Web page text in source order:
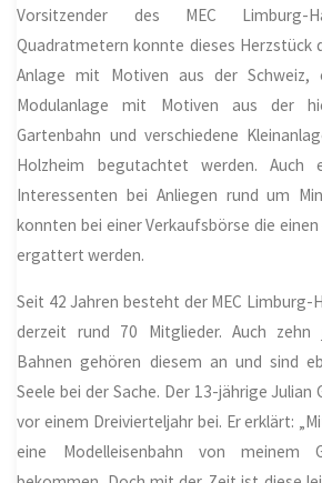
Vorsitzender des MEC Limburg-
Quadratmetern konnte dieses Herzstück
Anlage mit Motiven aus der Schweiz,
Modulanlage mit Motiven aus der
Gartenbahn und verschiedene
Holzheim begutachtet werden. Auch
Interessenten bei Anliegen rund um
konnten bei einer Verkaufsbörse die
ergattert werden.
Seit 42 Jahren besteht der MEC Limburg-
derzeit rund 70 Mitglieder. Auch zehn
Bahnen gehören diesem an und sind
Seele bei der Sache. Der 13-jährige Julian
vor einem Dreivierteljahr bei. Er erklärt:
eine Modelleisenbahn von meinem